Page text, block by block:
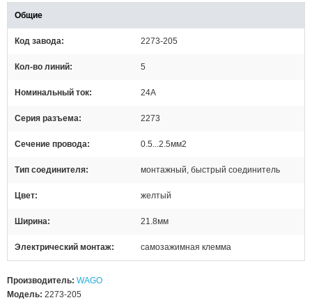
Общие
Код завода 2273-205
Кол-во линий 5
Номинальный ток 24А
Серия разъема 2273
Сечение провода 0.5...2.5мм2
Тип соединителя монтажный, быстрый соединитель
Цвет желтый
Ширина 21.8мм
Электрический монтаж самозажимная клемма
Производитель: WAGO
Модель: 2273-205